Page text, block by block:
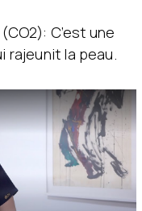
C’est une
rajeunit la peau.